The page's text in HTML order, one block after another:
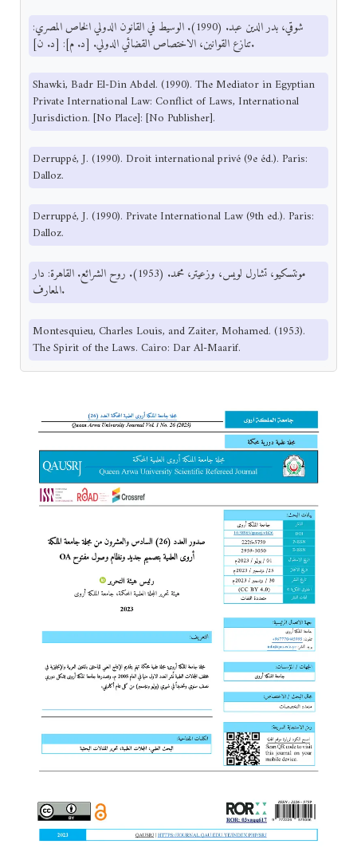
شوقي، بدر الدين عبد. (1990). الوسيط في القانون الدولي الخاص المصري:
تنازع القوانين، الاختصاص القضائي الدولي. [د. م]: [د. ن].
Shawki, Badr El-Din Abdel. (1990). The Mediator in Egyptian
Private International Law: Conflict of Laws, International
Jurisdiction. [No Place]: [No Publisher].
Derruppé, J. (1990). Droit international privé (9e éd.). Paris:
Dalloz.
Derruppé, J. (1990). Private International Law (9th ed.). Paris:
Dalloz.
مونتسكيو، تشارل لويس، وزعيتر، محمد. (1953). روح الشرائع. القاهرة: دار
المعارف.
Montesquieu, Charles Louis, and Zaiter, Mohamed. (1953).
The Spirit of the Laws. Cairo: Dar Al-Maarif.